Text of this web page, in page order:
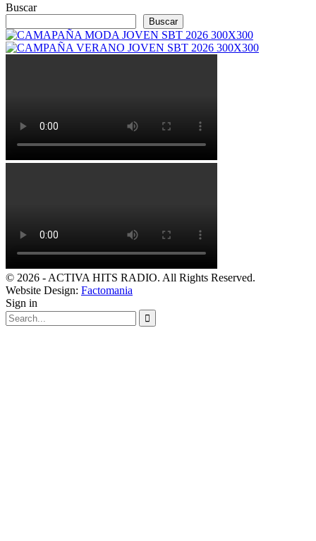
Buscar
Buscar
© 2026 - ACTIVA HITS RADIO. All Rights Reserved.
Website Design: Factomania
Sign in